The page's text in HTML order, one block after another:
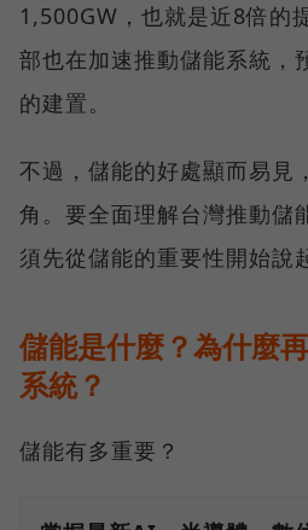
1,500GW，也就是近8倍的
部也在加速推動儲能系統，
的建置。
不過，儲能的好處顯而易見
角。要全面理解台灣推動儲
須先從儲能的重要性開始說
儲能是什麼？為什麼
系統？
儲能有多重要？